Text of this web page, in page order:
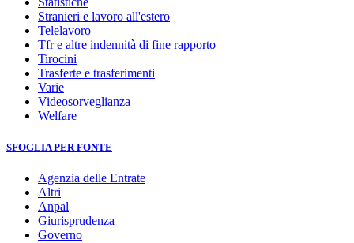
Stranieri e lavoro all'estero
Telelavoro
Tfr e altre indennità di fine rapporto
Tirocini
Trasferte e trasferimenti
Varie
Videosorveglianza
Welfare
SFOGLIA PER FONTE
Agenzia delle Entrate
Altri
Anpal
Giurisprudenza
Governo